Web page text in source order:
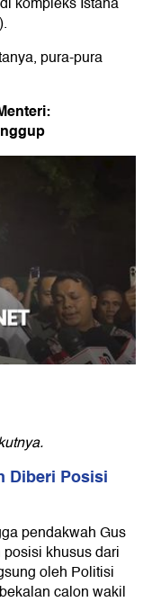
pura-pura
Diberi Posisi
pendakwah Gus
khusus dari
oleh Politisi
calon wakil